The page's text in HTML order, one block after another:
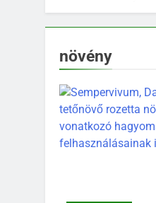
növény